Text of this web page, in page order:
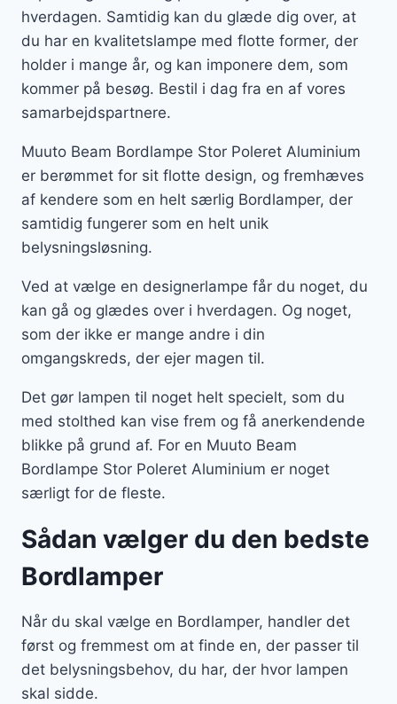
hverdagen. Samtidig kan du glæde dig over, at
du har en kvalitetslampe med flotte former, der
holder i mange år, og kan imponere dem, som
kommer på besøg. Bestil i dag fra en af vores
samarbejdspartnere.
Muuto Beam Bordlampe Stor Poleret Aluminium
er berømmet for sit flotte design, og fremhæves
af kendere som en helt særlig Bordlamper, der
samtidig fungerer som en helt unik
belysningsløsning.
Ved at vælge en designerlampe får du noget, du
kan gå og glædes over i hverdagen. Og noget,
som der ikke er mange andre i din
omgangskreds, der ejer magen til.
Det gør lampen til noget helt specielt, som du
med stolthed kan vise frem og få anerkendende
blikke på grund af. For en Muuto Beam
Bordlampe Stor Poleret Aluminium er noget
særligt for de fleste.
Sådan vælger du den bedste
Bordlamper
Når du skal vælge en Bordlamper, handler det
først og fremmest om at finde en, der passer til
det belysningsbehov, du har, der hvor lampen
skal sidde.